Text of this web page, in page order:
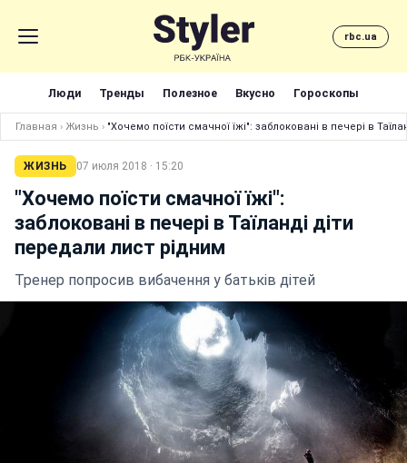
rbc.ua
Люди Тренды Полезное Вкусно Гороскопы
Главная › Жизнь › "Хочемо поїсти смачної їжі": заблоковані в печері в
ЖИЗНЬ 07 июля 2018 · 15:20
"Хочемо поїсти смачної їжі":
заблоковані в печері в Таїланді діти
передали лист рідним
Тренер попросив вибачення у батьків дітей